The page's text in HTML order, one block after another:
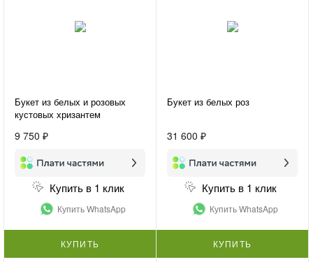
Букет из белых и розовых
кустовых хризантем
9 750 ₽
Купить в 1 клик
Купить WhatsApp
КУПИТЬ
Букет из белых роз
31 600 ₽
Купить в 1 клик
Купить WhatsApp
КУПИТЬ